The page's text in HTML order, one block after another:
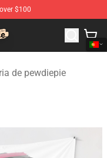
$100
Merchandise Shop
de pewdiepie